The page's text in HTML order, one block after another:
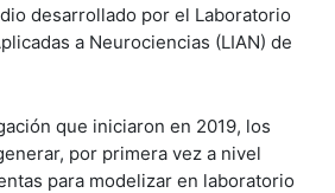
desarrollado por el Laboratorio
a Neurociencias (LIAN) de
que iniciaron en 2019, los
por primera vez a nivel
para modelizar en laboratorio